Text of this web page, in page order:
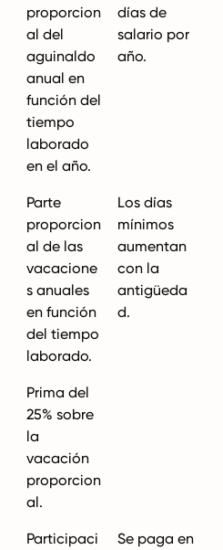
proporcion
al del
aguinaldo
anual en
función del
tiempo
laborado
en el año.
días de
salario por
año.
Parte
proporcion
al de las
vacacione
s anuales
en función
del tiempo
laborado.
Los días
mínimos
aumentan
con la
antigüeda
d.
Prima del
25% sobre
la
vacación
proporcion
al.
Participaci
Se paga en